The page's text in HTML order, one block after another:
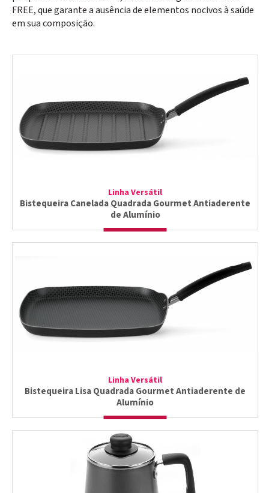
FREE, que garante a ausência de elementos nocivos à saúde
em sua composição.
Linha Versátil
Bistequeira Canelada Quadrada Gourmet Antiaderente
de Alumínio
Linha Versátil
Bistequeira Lisa Quadrada Gourmet Antiaderente de
Alumínio